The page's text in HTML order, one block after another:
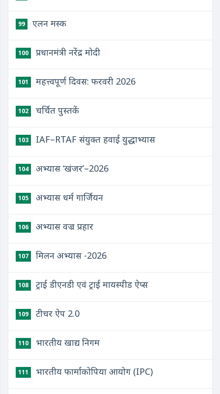
99 एलन मस्क
100 प्रधानमंत्री नरेंद्र मोदी
101 महत्त्वपूर्ण दिवस: फरवरी 2026
102 चर्चित पुस्तकें
103 IAF–RTAF संयुक्त हवाई युद्धाभ्यास
104 अभ्यास ‘खंजर’–2026
105 अभ्यास धर्म गार्जियन
106 अभ्यास वज्र प्रहार
107 मिलन अभ्यास -2026
108 ट्राई डीएनडी एवं ट्राई मायस्पीड ऐप्स
109 टीचर ऐप 2.0
110 भारतीय खाद्य निगम
111 भारतीय फार्माकोपिया आयोग (IPC)